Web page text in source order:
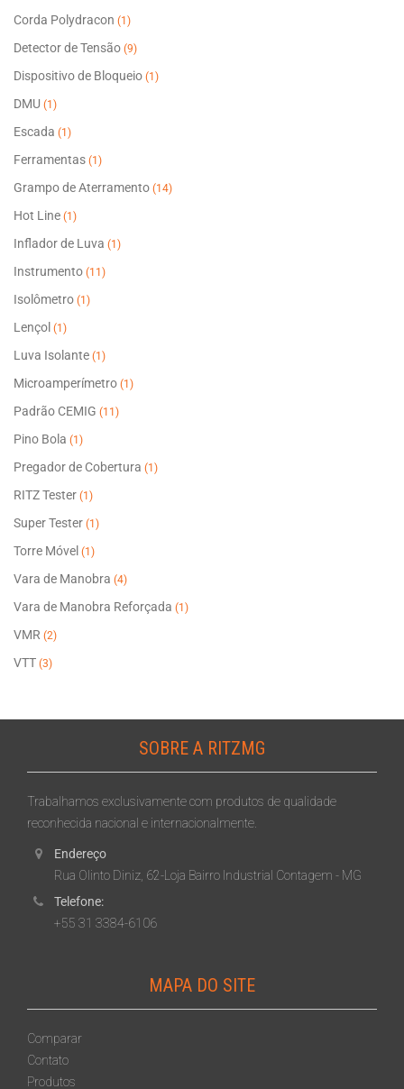
Corda Polydracon (1)
Detector de Tensão (9)
Dispositivo de Bloqueio (1)
DMU (1)
Escada (1)
Ferramentas (1)
Grampo de Aterramento (14)
Hot Line (1)
Inflador de Luva (1)
Instrumento (11)
Isolômetro (1)
Lençol (1)
Luva Isolante (1)
Microamperímetro (1)
Padrão CEMIG (11)
Pino Bola (1)
Pregador de Cobertura (1)
RITZ Tester (1)
Super Tester (1)
Torre Móvel (1)
Vara de Manobra (4)
Vara de Manobra Reforçada (1)
VMR (2)
VTT (3)
SOBRE A RITZMG
Trabalhamos exclusivamente com produtos de qualidade
reconhecida nacional e internacionalmente.
Endereço
Rua Olinto Diniz, 62-Loja Bairro Industrial Contagem - MG
Telefone:
+55 31 3384-6106
MAPA DO SITE
Comparar
Contato
Produtos